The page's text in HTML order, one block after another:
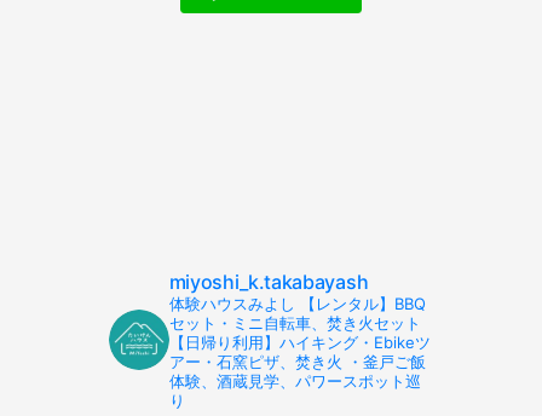
miyoshi_k.takabayash
体験ハウスみよし 【レンタル】BBQ
セット・ミニ自転車、焚き火セット
【日帰り利用】ハイキング・Ebikeツ
アー・石窯ピザ、焚き火 ・釜戸ご飯
体験、酒蔵見学、パワースポット巡
り